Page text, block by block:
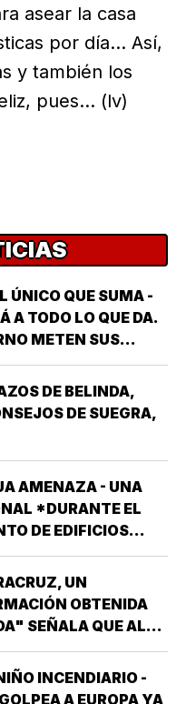
asear la casa
por día… Así,
y también los
pues… (lv)
ÚNICO QUE SUMA -
A TODO LO QUE DA.
METEN SUS
LA VISTA PUESTA EN
DE JUNIO DEL AÑO
PARA
DE BELINDA,
DE SUEGRA,
AMENAZA - UNA
*DURANTE EL
DE EDIFICIOS
OFICIAL
ESTUVE AHÍ
TRES DE ELLAS EN
UN
OBTENIDA
SEÑALA QUE AL
A PUNTO DE
LA UNIVERSIDAD
(UPAV) EN
INCENDIARIO -
A EUROPA YA